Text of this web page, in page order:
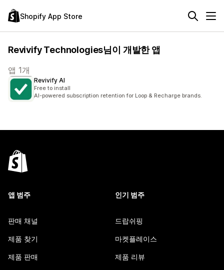
Shopify App Store
Revivify Technologies님이 개발한 앱
앱 1개
Revivify AI
Free to install
AI-powered subscription retention for Loop & Recharge brands.
앱 범주
판매 채널
제품 찾기
제품 판매
인기 범주
드랍쉬핑
마켓플레이스
제품 리뷰